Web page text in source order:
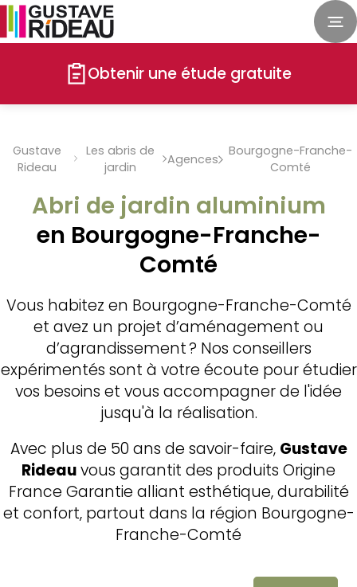
Obtenir une étude gratuite
Gustave
Rideau
Les abris de
jardin
Agences
Bourgogne-Franche-
Comté
Abri de jardin aluminium
en Bourgogne-Franche-
Comté
Vous habitez en Bourgogne-Franche-Comté
et avez un projet d’aménagement ou
d’agrandissement ? Nos conseillers
expérimentés sont à votre écoute pour étudier
vos besoins et vous accompagner de l'idée
jusqu'à la réalisation.
Avec plus de 50 ans de savoir-faire, Gustave
Rideauvous garantit des produits Origine
France Garantie alliant esthétique, durabilité
et confort, partout dans la région Bourgogne-
Franche-Comté